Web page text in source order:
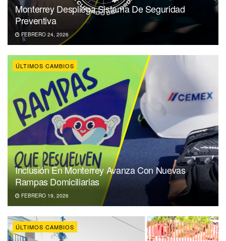
Monterrey Despliega Sistema De Seguridad
Preventiva
FEBRERO 24, 2026
ÚLTIMOS CAMBIOS
Inclusión En Monterrey Avanza Con Nuevas
Rampas Domiciliarias
FEBRERO 19, 2026
ÚLTIMOS CAMBIOS